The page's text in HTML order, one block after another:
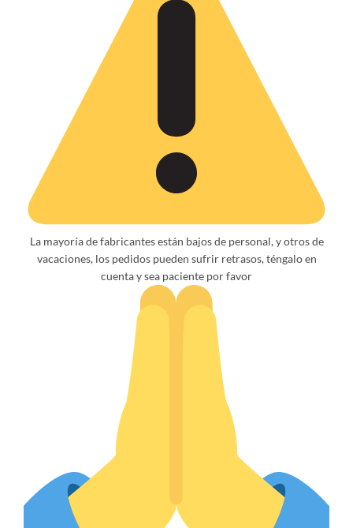
La mayoría de fabricantes están bajos de personal, y otros de
vacaciones, los pedidos pueden sufrir retrasos, téngalo en
cuenta y sea paciente por favor